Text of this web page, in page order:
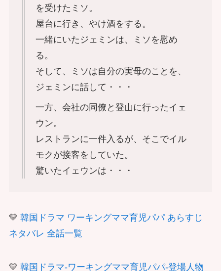
を受けたミソ。
屋台に行き、やけ酒をする。
一緒にいたジェミンは、ミソを慰め
る。
そして、ミソは自分の実母のことを、
ジェミンに話して・・・
一方、会社の同僚と登山に行ったイェ
ウン。
レストランに一件入るが、そこでイル
モクが接客をしていた。
驚いたイェウンは・・・
💛 韓国ドラマ ワーキングママ育児パパ あらすじ
ネタバレ 全話一覧
💛 韓国ドラマ-ワーキングママ育児パパ-登場人物